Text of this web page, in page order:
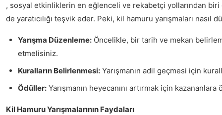
, sosyal etkinliklerin en eğlenceli ve rekabetçi yollarından biri
de yaratıcılığı teşvik eder. Peki, kil hamuru yarışmaları nasıl
Yarışma Düzenleme: Öncelikle, bir tarih ve mekan
etmelisiniz.
Kuralların Belirlenmesi: Yarışmanın adil geçmesi için
Ödüller: Yarışmanın heyecanını artırmak için
Kil Hamuru Yarışmalarının Faydaları